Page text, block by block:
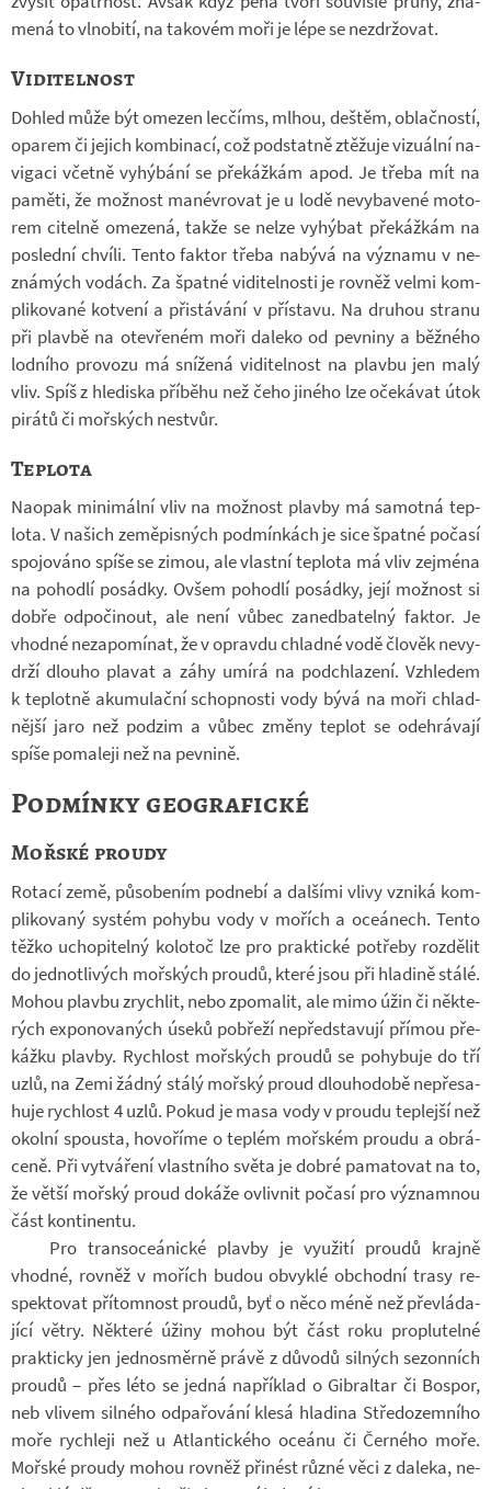
mená to vl­no­bití, na ta­ko­vém moři je lépe se ne­zdr­žo­vat.
Viditelnost
Do­hled může být ome­zen lec­číms, mlhou, deš­těm, ob­lač­ností,
opa­rem či je­jich kom­bi­nací, což pod­statně ztě­žuje vi­zu­ální na­
vi­gaci včetně vy­hý­bání se pře­káž­kám apod. Je třeba mít na
pa­měti, že mož­nost ma­né­v­ro­vat je u lodě ne­vy­ba­vené mo­to­
rem ci­telně ome­zená, takže se nelze vy­hý­bat pře­káž­kám na
po­slední chvíli. Tento fak­tor třeba na­bývá na vý­znamu v ne­
zná­mých vo­dách. Za špatné vi­di­tel­nosti je rov­něž velmi kom­
pli­ko­vané kot­vení a při­stá­vání v pří­stavu. Na dru­hou stranu
při plavbě na ote­vře­ném moři da­leko od pev­niny a běž­ného
lod­ního pro­vozu má sní­žená vi­di­tel­nost na plavbu jen malý
vliv. Spíš z hle­diska pří­běhu než čeho ji­ného lze oče­ká­vat útok
pi­rátů či moř­ských ne­stvůr.
Teplota
Na­o­pak mi­ni­mální vliv na mož­nost plavby má sa­motná tep­
lota. V na­šich ze­mě­pis­ných pod­mín­kách je sice špatné po­časí
spo­jo­váno spíše se zimou, ale vlastní tep­lota má vliv zejména
na po­hodlí po­sádky. Ovšem po­hodlí po­sádky, její mož­nost si
dobře od­po­či­nout, ale není vůbec za­ne­dba­telný fak­tor. Je
vhodné ne­za­po­mí­nat, že v opravdu chladné vodě člo­věk ne­vy­
drží dlouho pla­vat a záhy umírá na podchla­zení. Vzhle­dem
k tep­lotně aku­mu­lační schop­nosti vody bývá na moři chlad­
nější jaro než pod­zim a vůbec změny tep­lot se ode­hrá­vají
spíše po­ma­leji než na pev­nině.
Podmínky geografické
Mořské proudy
Ro­tací země, pů­so­be­ním pod­nebí a dal­šími vlivy vzniká kom­
pli­ko­vaný sys­tém po­hybu vody v mo­řích a oce­á­nech. Tento
těžko ucho­pi­telný ko­lo­toč lze pro prak­tické po­třeby roz­dě­lit
do jed­not­li­vých moř­ských proudů, které jsou při hla­dině stálé.
Mohou plavbu zrych­lit, nebo zpo­ma­lit, ale mimo úžin či ně­kte­
rých ex­po­no­va­ných úseků po­břeží ne­před­sta­vují pří­mou pře­
kážku plavby. Rych­lost moř­ských proudů se po­hy­buje do tří
uzlů, na Zemi žádný stálý moř­ský proud dlou­ho­době ne­pře­sa­
huje rych­lost 4 uzlů. Pokud je masa vody v proudu tep­lejší než
okolní spousta, ho­vo­říme o tep­lém moř­ském proudu a ob­rá­
ceně. Při vy­tvá­ření vlast­ního světa je dobré pa­ma­to­vat na to,
že větší moř­ský proud do­káže ovliv­nit po­časí pro vý­znam­nou
část kon­ti­nentu.
Pro transo­ce­á­nické plavby je vy­u­žití proudů krajně
vhodné, rov­něž v mo­řích budou ob­vyklé ob­chodní trasy re­
spek­to­vat pří­tom­nost proudů, byť o něco méně než pře­vlá­da­
jící větry. Ně­které úžiny mohou být část roku pro­plu­telné
prak­ticky jen jed­no­směrně právě z dů­vodů sil­ných se­zon­ních
proudů – přes léto se jedná na­pří­klad o Gibral­tar či Bospor,
neb vli­vem sil­ného od­pa­řo­vání klesá hla­dina Stře­do­zem­ního
moře rych­leji než u At­lan­tic­kého oce­ánu či Čer­ného moře.
Moř­ské proudy mohou rov­něž při­nést různé věci z da­leka, ne­